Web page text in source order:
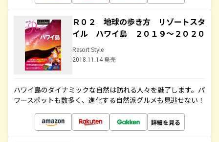
Ｒ０２ 地球の歩き方 リゾートスタ
イル ハワイ島 ２０１９～２０２０
Resort Style
2018.11.14 発売
ハワイ島のダイナミックな自然は訪れる人々を魅了します。パ
ワースポットも数多く、進化する自然派グルメも見逃せない！
詳細を見る